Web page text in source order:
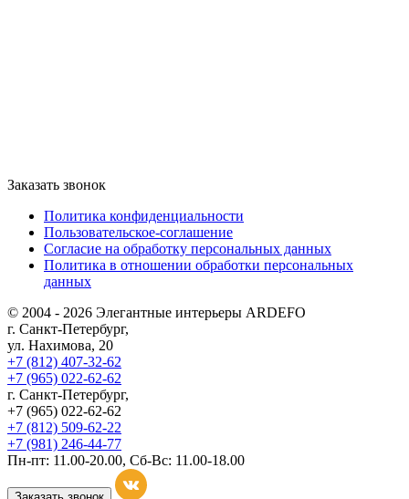
Заказать звонок
Политика конфиденциальности
Пользовательское-соглашение
Согласие на обработку персональных данных
Политика в отношении обработки персональных
данных
© 2004 - 2026 Элегантные интерьеры ARDEFO
г. Санкт-Петербург,
ул. Нахимова, 20
+7 (812) 407-32-62
+7 (965) 022-62-62
г. Санкт-Петербург,
+7 (965) 022-62-62
+7 (812) 509-62-22
+7 (981) 246-44-77
Пн-пт: 11.00-20.00, Сб-Вс: 11.00-18.00